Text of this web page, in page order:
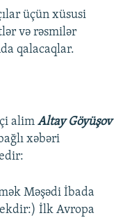
üçün xüsusi
və rəsmilər
qalacaqlar.
alim Altay Göyüşov
xəbəri
Məşədi İbada
İlk Avropa